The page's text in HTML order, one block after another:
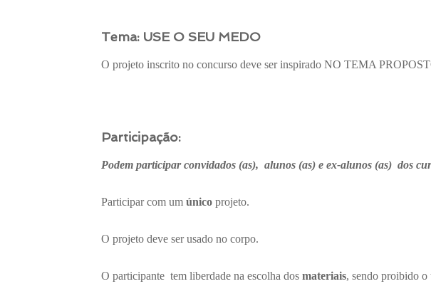
Tema: USE O SEU MEDO
O projeto inscrito no concurso deve ser inspirado NO TEMA
Participação:
Podem participar convidados (as), alunos (as) e ex-alunos (as) dos
Participar com um único projeto.
O projeto deve ser usado no corpo.
O participante tem liberdade na escolha dos materiais, sendo proibido o